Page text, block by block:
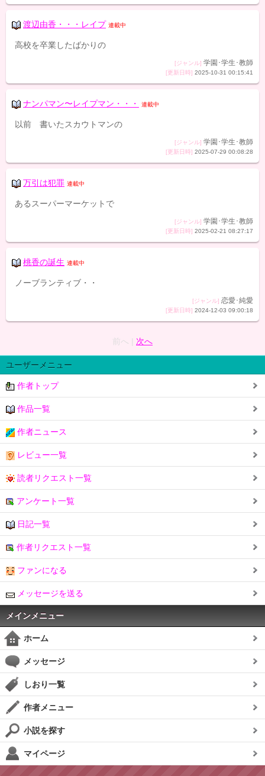
渡辺由香・・・レイプ 連載中
高校を卒業したばかりの
[ジャンル] 学園･学生･教師
[更新日時] 2025-10-31 00:15:41
ナンパマン〜レイプマン・・・ 連載中
以前 書いたスカウトマンの
[ジャンル] 学園･学生･教師
[更新日時] 2025-07-29 00:08:28
万引は犯罪 連載中
あるスーパーマーケットで
[ジャンル] 学園･学生･教師
[更新日時] 2025-02-21 08:27:17
桃香の誕生 連載中
ノーブランティブ・・
[ジャンル] 恋愛･純愛
[更新日時] 2024-12-03 09:00:18
前へ | 次へ
ユーザーメニュー
作者トップ
作品一覧
作者ニュース
レビュー一覧
読者リクエスト一覧
アンケート一覧
日記一覧
作者リクエスト一覧
ファンになる
メッセージを送る
メインメニュー
ホーム
メッセージ
しおり一覧
作者メニュー
小説を探す
マイページ